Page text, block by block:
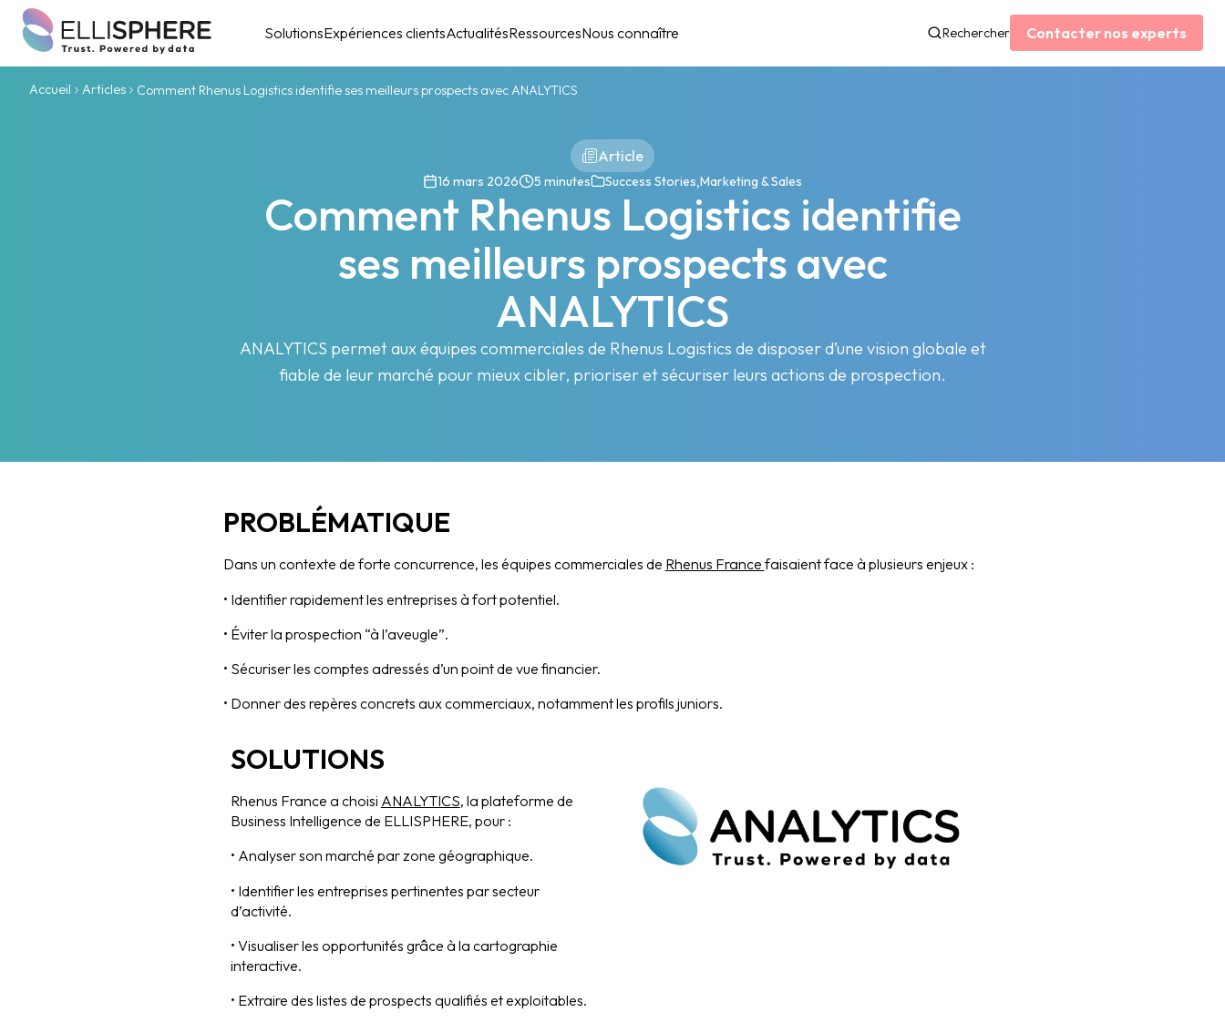
SolutionsExpériences clientsActualitésRessourcesNous connaître Rechercher Contacter nos experts
Accueil Articles Comment Rhenus Logistics identifie ses meilleurs prospects avec ANALYTICS
Article
16 mars 2026 5 minutes Success Stories,Marketing & Sales
Comment Rhenus Logistics identifie
ses meilleurs prospects avec
ANALYTICS
ANALYTICS permet aux équipes commerciales de Rhenus Logistics de disposer d’une vision globale et
fiable de leur marché pour mieux cibler, prioriser et sécuriser leurs actions de prospection.
PROBLÉMATIQUE
Dans un contexte de forte concurrence, les équipes commerciales de Rhenus France faisaient face à plusieurs enjeux :
• Identifier rapidement les entreprises à fort potentiel.
• Éviter la prospection “à l’aveugle”.
• Sécuriser les comptes adressés d’un point de vue financier.
• Donner des repères concrets aux commerciaux, notamment les profils juniors.
SOLUTIONS
Rhenus France a choisi ANALYTICS, la plateforme de
Business Intelligence de ELLISPHERE, pour :
• Analyser son marché par zone géographique.
• Identifier les entreprises pertinentes par secteur
d’activité.
• Visualiser les opportunités grâce à la cartographie
interactive.
• Extraire des listes de prospects qualifiés et exploitables.